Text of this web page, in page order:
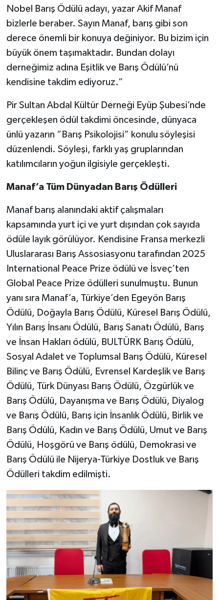
Nobel Barış Ödülü adayı, yazar Akif Manaf
bizlerle beraber. Sayın Manaf, barış gibi son
derece önemli bir konuya değiniyor. Bu bizim için
büyük önem taşımaktadır. Bundan dolayı
derneğimiz adına Eşitlik ve Barış Ödülü’nü
kendisine takdim ediyoruz.”
Pir Sultan Abdal Kültür Derneği Eyüp Şubesi’nde
gerçekleşen ödül takdimi öncesinde, dünyaca
ünlü yazarın “Barış Psikolojisi” konulu söyleşisi
düzenlendi. Söyleşi, farklı yaş gruplarından
katılımcıların yoğun ilgisiyle gerçekleşti.
Manaf’a Tüm Dünyadan Barış Ödülleri
Manaf barış alanındaki aktif çalışmaları
kapsamında yurt içi ve yurt dışından çok sayıda
ödüle layık görülüyor. Kendisine Fransa merkezli
Uluslararası Barış Assosiasyonu tarafından 2025
International Peace Prize ödülü ve İsveç’ten
Global Peace Prize ödülleri sunulmuştu. Bunun
yanı sıra Manaf’a, Türkiye’den Egeyön Barış
Ödülü, Doğayla Barış Ödülü, Küresel Barış Ödülü,
Yılın Barış İnsanı Ödülü, Barış Sanatı Ödülü, Barış
ve İnsan Hakları ödülü, BULTÜRK Barış Ödülü,
Sosyal Adalet ve Toplumsal Barış Ödülü, Küresel
Bilinç ve Barış Ödülü, Evrensel Kardeşlik ve Barış
Ödülü, Türk Dünyası Barış Ödülü, Özgürlük ve
Barış Ödülü, Dayanışma ve Barış Ödülü, Diyalog
ve Barış Ödülü, Barış için İnsanlık Ödülü, Birlik ve
Barış Ödülü, Kadın ve Barış Ödülü, Umut ve Barış
Ödülü, Hoşgörü ve Barış ödülü, Demokrasi ve
Barış Ödülü ile Nijerya-Türkiye Dostluk ve Barış
Ödülleri takdim edilmişti.
Vefat Haberleri
Yaşam